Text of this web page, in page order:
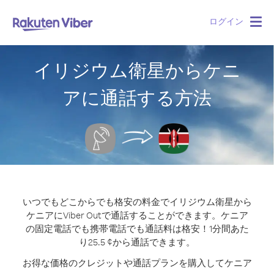
ログイン
イリジウム衛星からケニ
アに通話する方法
いつでもどこからでも格安の料金でイリジウム衛星から
ケニアにViber Outで通話することができます。 ケニア
の固定電話でも携帯電話でも通話料は格安！1分間あた
り25.5 ¢から通話できます。
お得な価格のクレジットや通話プランを購入してケニア